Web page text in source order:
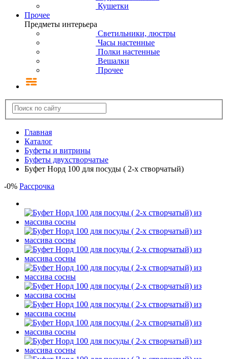
Кушетки
Прочее
Предметы интерьера
Светильники, люстры
Часы настенные
Полки настенные
Вешалки
Прочее
Главная
Каталог
Буфеты и витрины
Буфеты двухстворчатые
Буфет Норд 100 для посуды ( 2-х створчатый)
-0% Рассрочка